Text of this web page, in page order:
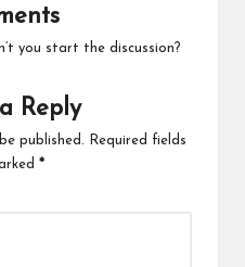
you start the discussion?
Reply
published.
Required fields
*